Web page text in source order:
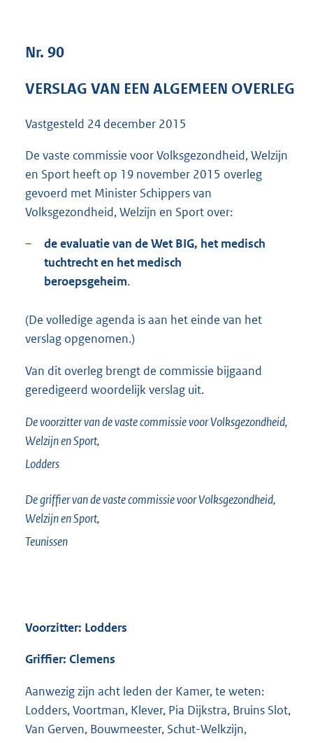
e
6
Nr. 90
VERSLAG VAN EEN ALGEMEEN OVERLEG
Vastgesteld 24 december 2015
De vaste commissie voor Volksgezondheid, Welzijn
en Sport heeft op 19 november 2015 overleg
gevoerd met Minister Schippers van
Volksgezondheid, Welzijn en Sport over:
–
de evaluatie van de Wet BIG, het medisch
tuchtrecht en het medisch
beroepsgeheim.
(De volledige agenda is aan het einde van het
verslag opgenomen.)
Van dit overleg brengt de commissie bijgaand
geredigeerd woordelijk verslag uit.
De voorzitter van de vaste commissie voor Volksgezondheid,
Welzijn en Sport,
Lodders
De griffier van de vaste commissie voor Volksgezondheid,
Welzijn en Sport,
Teunissen
Voorzitter: Lodders
Griffier: Clemens
Aanwezig zijn acht leden der Kamer, te weten:
Lodders, Voortman, Klever, Pia Dijkstra, Bruins Slot,
Van Gerven, Bouwmeester, Schut-Welkzijn,